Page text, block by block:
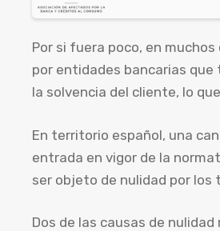
Por si fuera poco, en
por entidades bancarias que
la solvencia del cliente, lo
En territorio español, una
entrada en vigor de la
ser objeto de nulidad por los
Dos de las causas de